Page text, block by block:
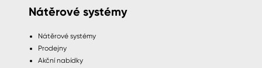
Nátěrové systémy
Nátěrové systémy
Prodejny
Akční nabídky